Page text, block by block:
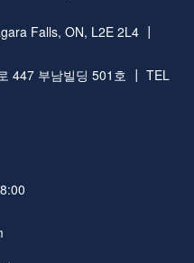
Falls, ON, L2E 2L4 ┃
447 부남빌딩 501호 ┃ TEL